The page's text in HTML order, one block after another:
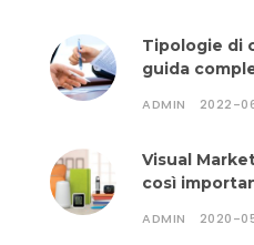
Tipologie di
guida
ADMIN 2022-
Visual
così
ADMIN 2020-